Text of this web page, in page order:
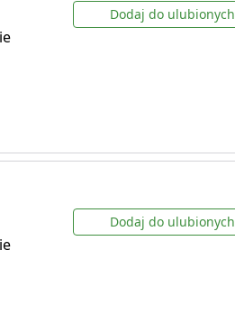
Dodaj do ulubionych
Dodaj do ulubionych